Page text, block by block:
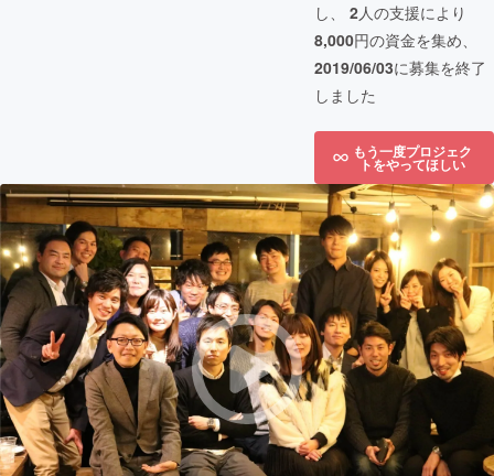
し、 2人の支援により
8,000円の資金を集め、
2019/06/03に募集を終了
しました
もう一度プロジェク
トをやってほしい